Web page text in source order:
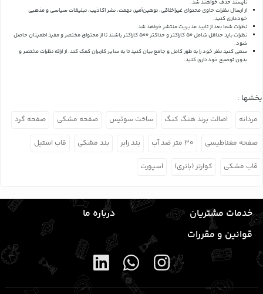
ناپسند حذف خواهند شد.
از ارسال نظرات حاوی محتوای غیراخلاقی، توهین‌آمیز، تهمت، نشر اکاذیب، تبلیغات سیاسی و مذهبی
خودداری کنید.
نظرات شما بعد از تایید مدیریت منتشر خواهد شد.
نظرات باید حداقل شامل 50 کاراکتر و حداکثر 500 کاراکتر باشند تا از محتوای مختصر و مفید اطمینان حاصل
شود.
سعی کنید نظر خود را به طور کامل و جامع بیان کنید تا به سایر کاربران کمک کند.از ارائه نظرات مختصر و
بدون توضیح خودداری کنید.
بخشها :
مردانه اصالت برند هنگ کنگ ساخت سوئیس صفحه مشکی صفحه گرد
صفحه مغناطیسی ۳۰ متر ضد آب بند رابر بند مشکی قاب استیل
قاب مشکی کوارتز (باتری) اسپورت
خدمات مشتریان
درباره ما
قوانین و مقررات